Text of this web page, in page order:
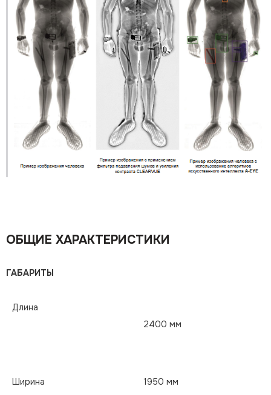
ОБЩИЕ ХАРАКТЕРИСТИКИ
ГАБАРИТЫ
Длина
2400 мм
Ширина 1950 мм